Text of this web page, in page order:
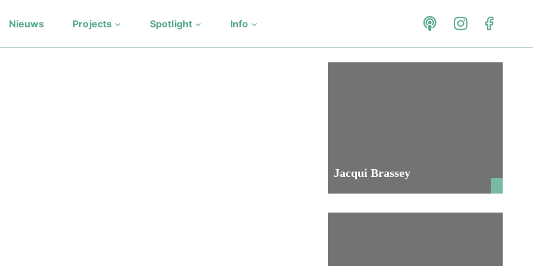
Nieuws Projects Spotlight Info
Jacqui Brassey